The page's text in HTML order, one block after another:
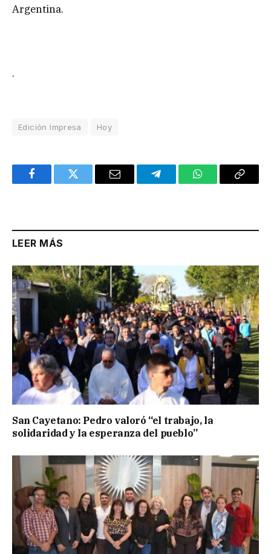
Argentina.
.
Edición Impresa Hoy
FacebookTwitter Email TelegramWhatsAppCopy
LEER MÁS
San Cayetano: Pedro valoró “el trabajo, la
solidaridad y la esperanza del pueblo”